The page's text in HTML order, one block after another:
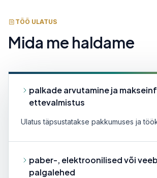
TÖÖ ULATUS
Mida me haldame
palkade arvutamine ja
ettevalmistus
Ulatus täpsustatakse pakkumuses ja
paber-, elektroonilised või
palgalehed